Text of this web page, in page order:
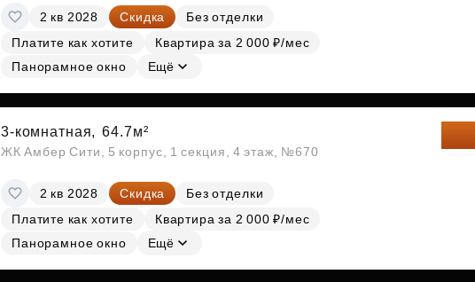
2 кв 2028 Скидка
Без отделки
Платите как хотите
Квартира за 2 000 ₽/мес
Панорамное окно
Ещё
3-комнатная, 64.7м²
ЖК Амбер Сити, 5 корпус, 1 секция, 4 этаж, №670
2 кв 2028 Скидка
Без отделки
Платите как хотите
Квартира за 2 000 ₽/мес
Панорамное окно
Ещё